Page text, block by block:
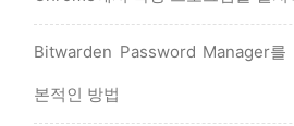
Bitwarden Password Manager를
본적인 방법